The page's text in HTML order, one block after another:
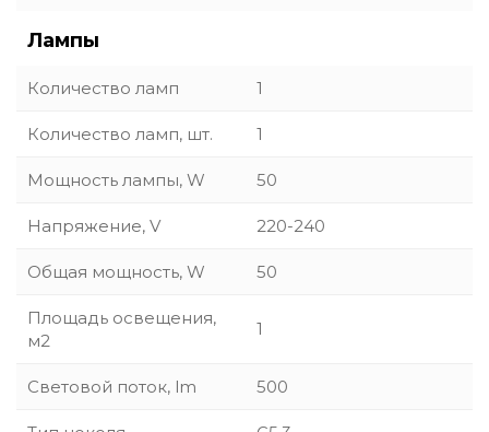
Лампы
Количество ламп 1
Количество ламп, шт. 1
Мощность лампы, W 50
Напряжение, V 220-240
Общая мощность, W 50
Площадь освещения,
м2
1
Световой поток, lm 500